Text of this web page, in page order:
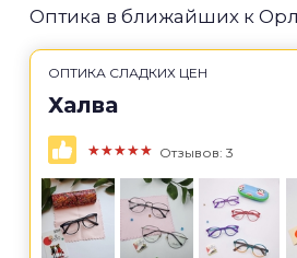
Оптика в ближайших к
ОПТИКА СЛАДКИХ ЦЕН
Халва
★★★★★ Отзывов: 3